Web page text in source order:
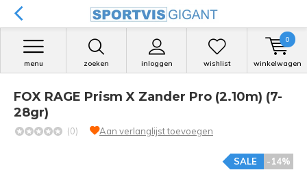
zoeken inloggen
menu wishlist winkelwagen
0
FOX RAGE Prism X Zander Pro (2.10m) (7-
28gr)
(0) Aan verlanglijst toevoegen
-14%
SALE